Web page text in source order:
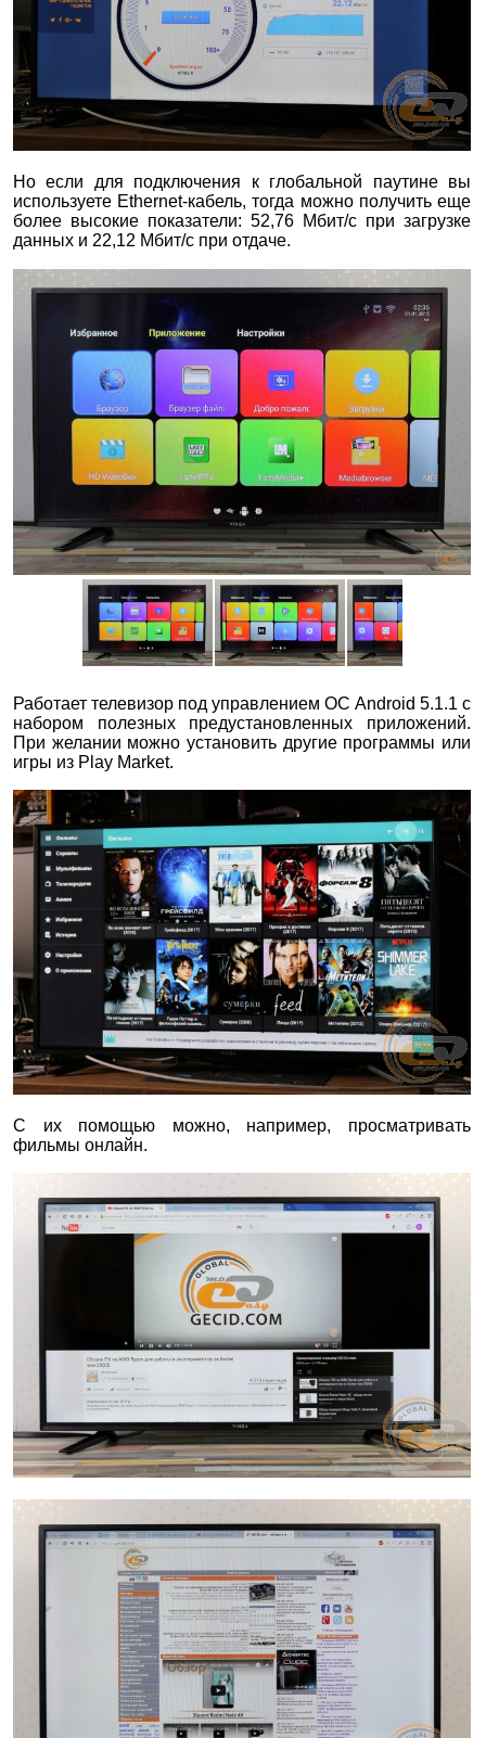
Но если для подключения к глобальной паутине вы
используете Ethernet-кабель, тогда можно получить еще
более высокие показатели: 52,76 Мбит/с при загрузке
данных и 22,12 Мбит/с при отдаче.
Работает телевизор под управлением ОС Android 5.1.1 с
набором полезных предустановленных приложений.
При желании можно установить другие программы или
игры из Play Market.
С их помощью можно, например, просматривать
фильмы онлайн.